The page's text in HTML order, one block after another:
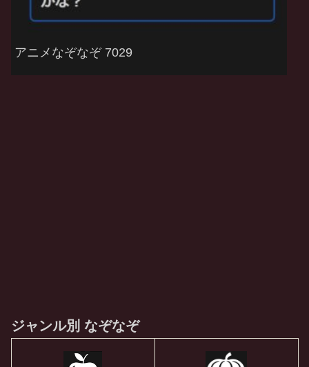
アニメなぞなぞ 7029
ジャンル別 なぞなぞ